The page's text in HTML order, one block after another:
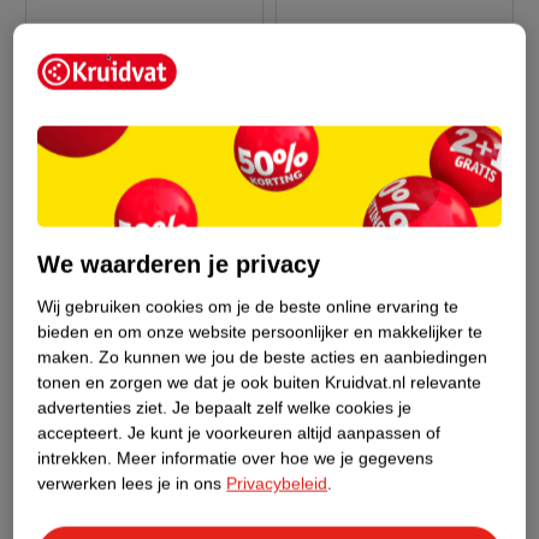
Hansaplast Expert+
Second Skin Protection
XL Pleisters
Medisch hulpmiddel - 3
stuks
6.
49
280
Hansaplast Wondspray
Medisch hulpmiddel -
50ml
We waarderen je privacy
Wij gebruiken cookies om je de beste online ervaring te
bieden en om onze website persoonlijker en makkelijker te
maken. Zo kunnen we jou de beste acties en aanbiedingen
tonen en zorgen we dat je ook buiten Kruidvat.nl relevante
advertenties ziet. Je bepaalt zelf welke cookies je
accepteert. Je kunt je voorkeuren altijd aanpassen of
intrekken. Meer informatie over hoe we je gegevens
verwerken lees je in ons Privacybeleid.